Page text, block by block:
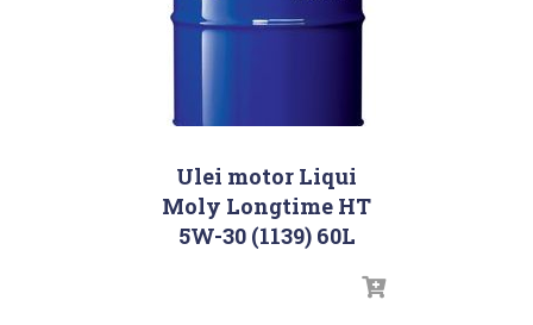
Ulei motor Liqui
Moly Longtime HT
5W-30 (1139) 60L